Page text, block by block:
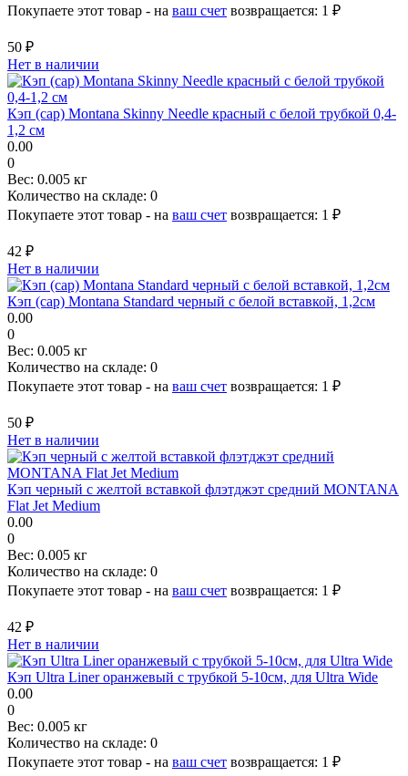
Покупаете этот товар - на ваш счет возвращается: 1 ₽
50 ₽
Нет в наличии
Кэп (cap) Montana Skinny Needle красный с белой трубкой 0,4-
1,2 см
0.00
0
Вес: 0.005 кг
Количество на складе: 0
Покупаете этот товар - на ваш счет возвращается: 1 ₽
42 ₽
Нет в наличии
Кэп (cap) Montana Standard черный с белой вставкой, 1,2см
0.00
0
Вес: 0.005 кг
Количество на складе: 0
Покупаете этот товар - на ваш счет возвращается: 1 ₽
50 ₽
Нет в наличии
Кэп черный с желтой вставкой флэтджэт средний MONTANA
Flat Jet Medium
0.00
0
Вес: 0.005 кг
Количество на складе: 0
Покупаете этот товар - на ваш счет возвращается: 1 ₽
42 ₽
Нет в наличии
Кэп Ultra Liner оранжевый с трубкой 5-10см, для Ultra Wide
0.00
0
Вес: 0.005 кг
Количество на складе: 0
Покупаете этот товар - на ваш счет возвращается: 1 ₽